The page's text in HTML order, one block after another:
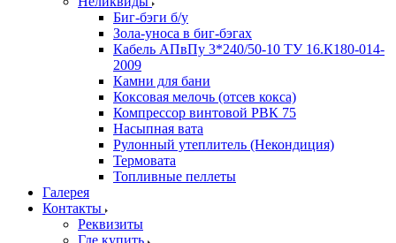
Биг-бэги б/у
Зола-уноса в биг-бэгах
Кабель АПвПу 3*240/50-10 ТУ 16.К180-014-
2009
Камни для бани
Коксовая мелочь (отсев кокса)
Компрессор винтовой РВК 75
Насыпная вата
Рулонный утеплитель (Некондиция)
Термовата
Топливные пеллеты
Галерея
Контакты
Реквизиты
Где купить